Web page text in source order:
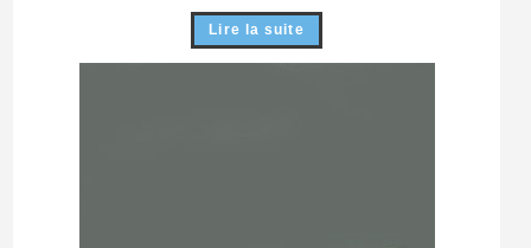
Lire la suite